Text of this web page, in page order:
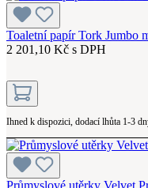
Toaletní papír Tork Jumbo
2 201,10 Kč s DPH
Ihned k dispozici, dodací lhůta 1-3
Průmyslové utěrky Velvet